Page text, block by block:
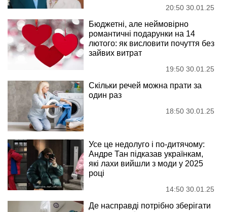
20:50 30.01.25
Бюджетні, але неймовірно
романтичні подарунки на 14
лютого: як висловити почуття без
зайвих витрат
19:50 30.01.25
Скільки речей можна прати за
один раз
18:50 30.01.25
Усе це недолуго і по-дитячому:
Андре Тан підказав українкам,
які лахи вийшли з моди у 2025
році
14:50 30.01.25
Де насправді потрібно зберігати